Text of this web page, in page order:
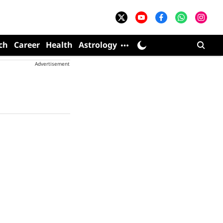
Career Health Astrology
Advertisement